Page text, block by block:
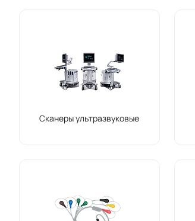
Сканеры ультразвуковые